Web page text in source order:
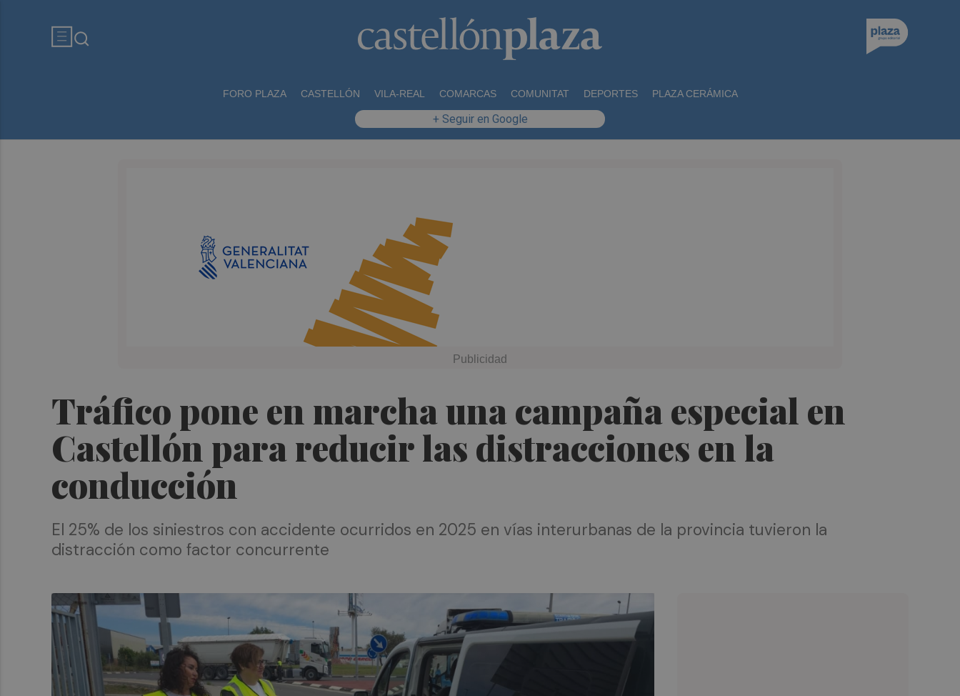
FORO PLAZA CASTELLÓN VILA-REAL COMARCAS COMUNITAT DEPORTES PLAZA CERÁMICA
+ Seguir en Google
Tráfico pone en marcha una campaña especial en
Castellón para reducir las distracciones en la
conducción
El 25% de los siniestros con accidente ocurridos en 2025 en vías interurbanas de la provincia tuvieron la
distracción como factor concurrente